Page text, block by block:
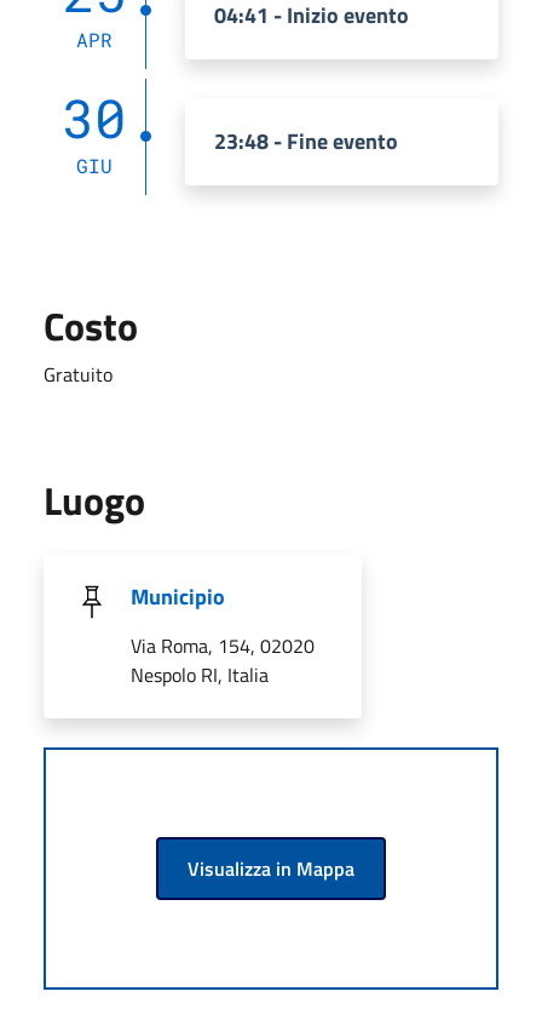
APR
04:41 - Inizio evento
30
GIU
23:48 - Fine evento
Costo
Gratuito
Luogo
Municipio
Via Roma, 154, 02020
Nespolo RI, Italia
Visualizza in Mappa